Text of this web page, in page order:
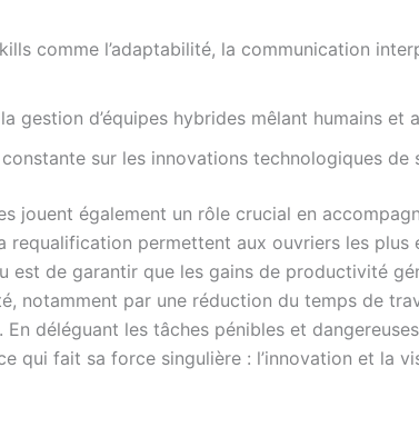
comme l’adaptabilité, la communication
gestion d’équipes hybrides mêlant humains et
sur les innovations technologiques de
jouent également un rôle crucial en
requalification permettent aux ouvriers les plus
est de garantir que les gains de productivité
notamment par une réduction du temps de
déléguant les tâches pénibles et
qui fait sa force singulière : l’innovation et la